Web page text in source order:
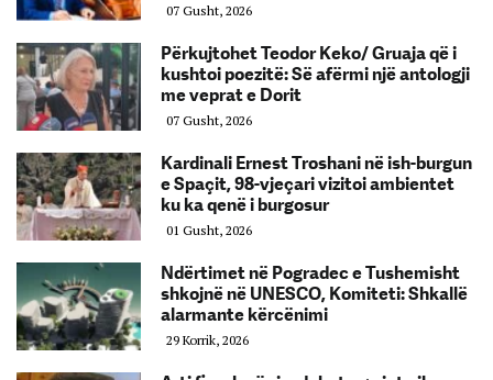
07 Gusht, 2026
Përkujtohet Teodor Keko/ Gruaja që i
kushtoi poezitë: Së afërmi një antologji
me veprat e Dorit
07 Gusht, 2026
Kardinali Ernest Troshani në ish-burgun
e Spaçit, 98-vjeçari vizitoi ambientet
ku ka qenë i burgosur
01 Gusht, 2026
Ndërtimet në Pogradec e Tushemisht
shkojnë në UNESCO, Komiteti: Shkallë
alarmante kërcënimi
29 Korrik, 2026